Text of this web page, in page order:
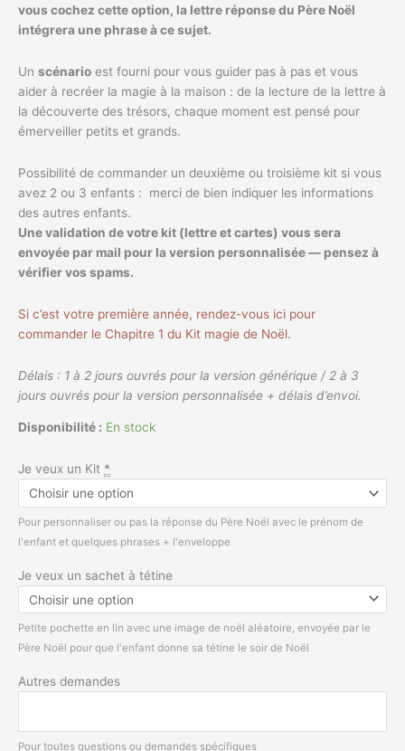
vous cochez cette option, la lettre réponse du Père Noël
intégrera une phrase à ce sujet.
Un scénario est fourni pour vous guider pas à pas et vous
aider à recréer la magie à la maison : de la lecture de la lettre à
la découverte des trésors, chaque moment est pensé pour
émerveiller petits et grands.
Possibilité de commander un deuxième ou troisième kit si vous
avez 2 ou 3 enfants : merci de bien indiquer les informations
des autres enfants.
Une validation de votre kit (lettre et cartes) vous sera
envoyée par mail pour la version personnalisée — pensez à
vérifier vos spams.
Si c’est votre première année, rendez-vous ici pour
commander le Chapitre 1 du Kit magie de Noël.
Délais : 1 à 2 jours ouvrés pour la version générique / 2 à 3
jours ouvrés pour la version personnalisée + délais d’envoi.
Disponibilité : En stock
Je veux un Kit *
Pour personnaliser ou pas la réponse du Père Noël avec le prénom de
l'enfant et quelques phrases + l'enveloppe
Je veux un sachet à tétine
Petite pochette en lin avec une image de noël aléatoire, envoyée par le
Père Noël pour que l'enfant donne sa tétine le soir de Noël
Autres demandes
Pour toutes questions ou demandes spécifiques